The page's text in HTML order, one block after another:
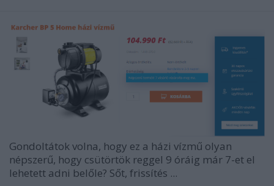
Gondoltátok volna, hogy ez a házi vízmű olyan
népszerű, hogy csütörtök reggel 9 óráig már 7-et el
lehetett adni belőle? Sőt, frissítés ...